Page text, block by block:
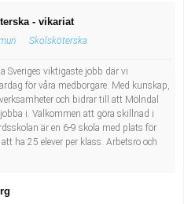
- vikariat
Skolsköterska
Sveriges viktigaste jobb där vi
för våra medborgare. Med kunskap,
och bidrar till att Mölndal
i. Välkommen att göra skillnad i
är en 6-9 skola med plats för
ha 25 elever per klass. Arbetsro och